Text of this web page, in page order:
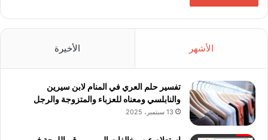
الأشهر الأخيرة
تفسير حلم العري في المنام لابن سيرين
والنابلسي ومعناه للعزباء والمتزوجة والرجل
13 سبتمبر، 2025